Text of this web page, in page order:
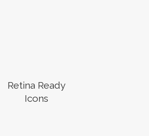
Retina Ready
Icons